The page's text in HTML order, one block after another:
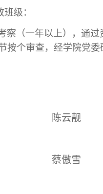
级：
察（一年以上），通
按个审查，经学院党
陈云靓
蔡傲雪